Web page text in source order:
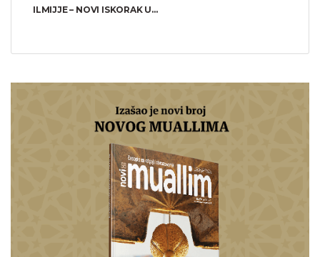
ILMIJJE – NOVI ISKORAK U...